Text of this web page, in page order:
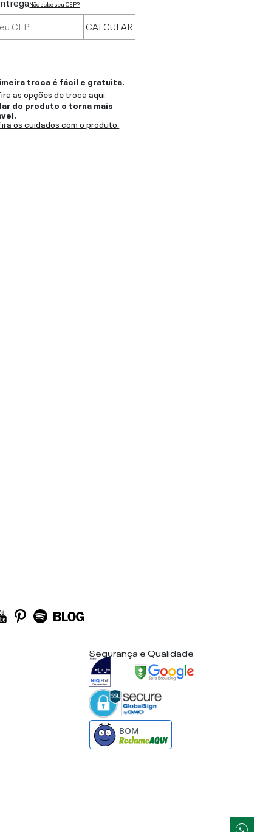
Não sabe seu CEP?
CALCULAR
troca é fácil e gratuita.
as opções de troca aqui.
do produto o torna mais
os cuidados com o produto.
Segurança e Qualidade
BOM